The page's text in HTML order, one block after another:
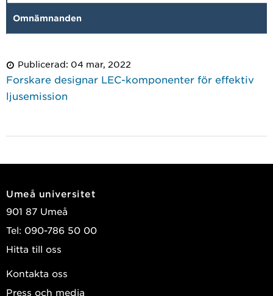
Omnämnanden
Publicerad: 04 mar, 2022
Forskare designar LEC-komponenter för effektiv
ljusemission
Umeå universitet
901 87 Umeå
Tel: 090-786 50 00
Hitta till oss
Kontakta oss
Press och media